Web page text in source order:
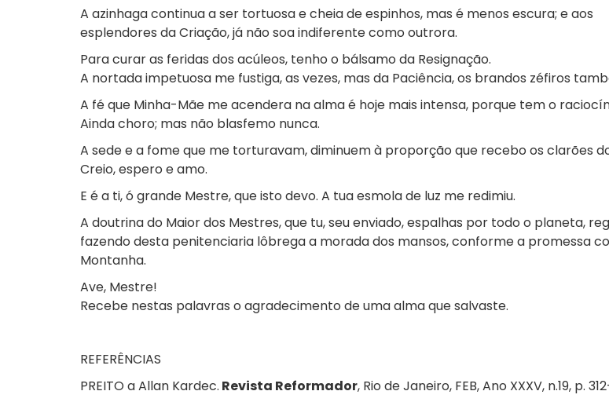
A azinhaga continua a ser tortuosa e cheia de espinhos, mas é menos escura; e aos
esplendores da Criação, já não soa indiferente como outrora.
Para curar as feridas dos acúleos, tenho o bálsamo da Resignação.
A nortada impetuosa me fustiga, as vezes, mas da Paciência, os brandos zéfiros
A fé que Minha-Mãe me acendera na alma é hoje mais intensa, porque tem o
Ainda choro; mas não blasfemo nunca.
A sede e a fome que me torturavam, diminuem à proporção que recebo os clarões do
Creio, espero e amo.
E é a ti, ó grande Mestre, que isto devo. A tua esmola de luz me redimiu.
A doutrina do Maior dos Mestres, que tu, seu enviado, espalhas por todo o planeta,
fazendo desta penitenciaria lôbrega a morada dos mansos, conforme a promessa
Montanha.
Ave, Mestre!
Recebe nestas palavras o agradecimento de uma alma que salvaste.
REFERÊNCIAS
PREITO a Allan Kardec. Revista Reformador, Rio de Janeiro, FEB, Ano XXXV, n.19, p.